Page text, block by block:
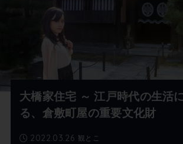
観とこ
2022.03.26
大橋家住宅 ～ 江戸時代の生活
る、倉敷町屋の重要文化財